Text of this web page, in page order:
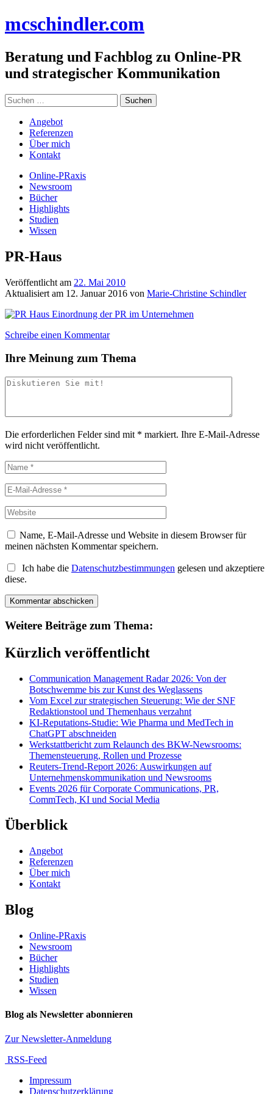
Inhalt
mcschindler.com
Beratung und Fachblog zu Online-PR
und strategischer Kommunikation
Suchen
nach:
Angebot
Referenzen
Über mich
Kontakt
Online-PRaxis
Newsroom
Bücher
Highlights
Studien
Wissen
PR-Haus
Veröffentlicht am 22. Mai 2010
Aktualisiert am 12. Januar 2016 von Marie-Christine Schindler
Schreibe einen Kommentar
Ihre Meinung zum Thema
Die erforderlichen Felder sind mit * markiert. Ihre E-Mail-Adresse
wird nicht veröffentlicht.
Name, E-Mail-Adresse und Website in diesem Browser für
meinen nächsten Kommentar speichern.
Ich habe die Datenschutzbestimmungen gelesen und akzeptiere
diese.
Weitere Beiträge zum Thema:
Kürzlich veröffentlicht
Communication Management Radar 2026: Von der
Botschwemme bis zur Kunst des Weglassens
Vom Excel zur strategischen Steuerung: Wie der SNF
Redaktionstool und Themenhaus verzahnt
KI-Reputations-Studie: Wie Pharma und MedTech in
ChatGPT abschneiden
Werkstattbericht zum Relaunch des BKW-Newsrooms:
Themensteuerung, Rollen und Prozesse
Reuters-Trend-Report 2026: Auswirkungen auf
Unternehmenskommunikation und Newsrooms
Events 2026 für Corporate Communications, PR,
CommTech, KI und Social Media
Überblick
Angebot
Referenzen
Über mich
Kontakt
Blog
Online-PRaxis
Newsroom
Bücher
Highlights
Studien
Wissen
Blog als Newsletter abonnieren
Zur Newsletter-Anmeldung
RSS-Feed
Impressum
Datenschutzerklärung